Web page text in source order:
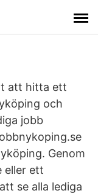
att hitta ett
och
jobb
Genom
eller ett
se alla lediga